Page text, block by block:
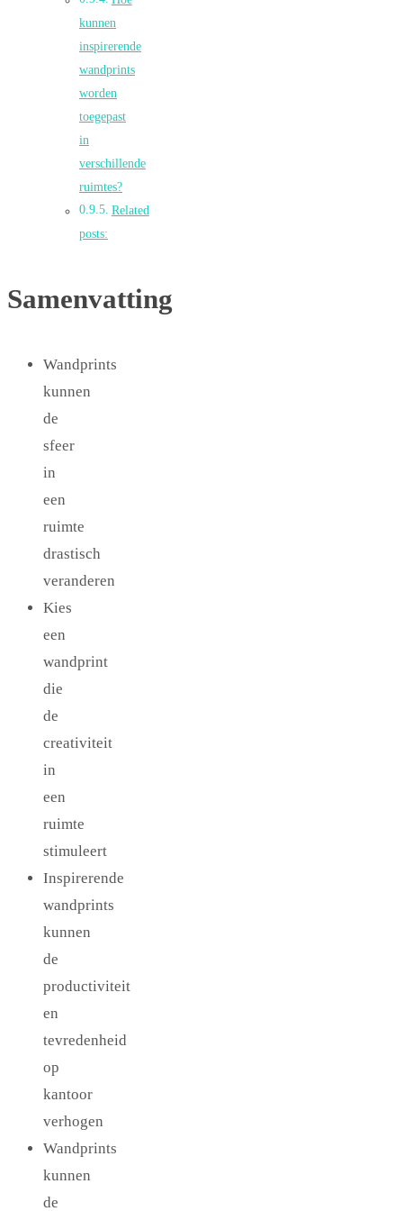
kunnen
inspirerende
wandprints
worden
toegepast
in
verschillende
ruimtes?
Related
posts:
Samenvatting
Wandprints
kunnen
de
sfeer
in
een
ruimte
drastisch
veranderen
Kies
een
wandprint
die
de
creativiteit
in
een
ruimte
stimuleert
Inspirerende
wandprints
kunnen
de
productiviteit
en
tevredenheid
op
kantoor
verhogen
Wandprints
kunnen
de